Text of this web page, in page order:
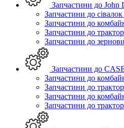
Запчастини до John
Запчастини до
Запчастини до
Запчастини до
Запчастини до
Запчастини до
Запчастини до
Запчастини до
Запчастини до
Запчастини до